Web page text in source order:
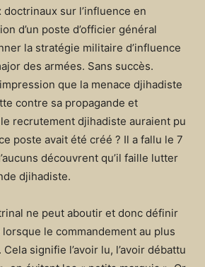
sur l’influence en
d’un poste d’officier général
la stratégie militaire d’influence
des armées. Sans succès.
que la menace djihadiste
contre sa propagande et
recrutement djihadiste auraient pu
poste avait été créé ? Il a fallu le 7
découvrent qu’il faille lutter
djihadiste.
ne peut aboutir et donc définir
le commandement au plus
signifie l’avoir lu, l’avoir débattu